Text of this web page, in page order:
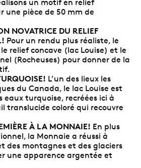
un motif en relief
une pièce de 50 mm de
NOVATRICE DU RELIEF
Pour un rendu plus réaliste, le
relief concave (lac Louise) et le
(Rocheuses) pour donner de la
L’un des lieux les
du Canada, le lac Louise est
eaux turquoise, recréées ici à
translucide coloré qui recouvre
À LA MONNAIE! En plus
la Monnaie a réussi à
des montagnes et des glaciers
une apparence argentée et